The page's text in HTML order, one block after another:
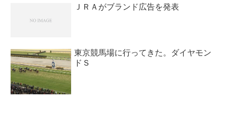
ＪＲＡがブランド広告を発表
東京競馬場に行ってきた。ダイヤモン
ドＳ